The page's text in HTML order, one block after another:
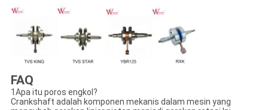
FAQ
1Apa itu poros engkol?
Crankshaft adalah komponen mekanis dalam mesin yang